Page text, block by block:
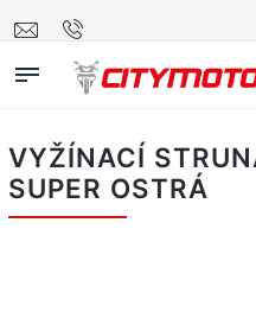
VYŽÍNACÍ
SUPER OSTRÁ